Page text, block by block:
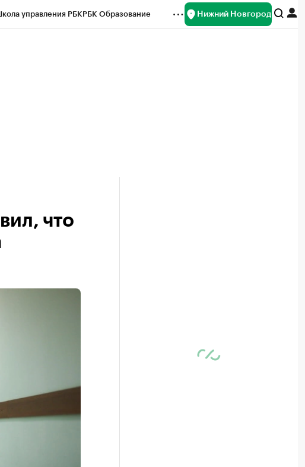
управления РБКРБК Образование Нижний Новгород
что